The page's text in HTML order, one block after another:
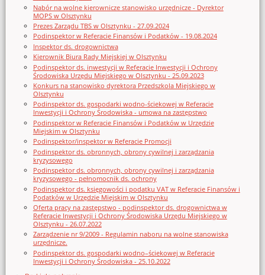
Nabór na wolne kierownicze stanowisko urzędnicze - Dyrektor
MOPS w Olsztynku
Prezes Zarządu TBS w Olsztynku - 27.09.2024
Podinspektor w Referacie Finansów i Podatków - 19.08.2024
Inspektor ds. drogownictwa
Kierownik Biura Rady Miejskiej w Olsztynku
Podinspektor ds. inwestycji w Referacie Inwestycji i Ochrony
Środowiska Urzędu Miejskiego w Olsztynku - 25.09.2023
Konkurs na stanowisko dyrektora Przedszkola Miejskiego w
Olsztynku
Podinspektor ds. gospodarki wodno-ściekowej w Referacie
Inwestycji i Ochrony Środowiska - umowa na zastępstwo
Podinspektor w Referacie Finansów i Podatków w Urzędzie
Miejskim w Olsztynku
Podinspektor/inspektor w Referacie Promocji
Podinspektor ds. obronnych, obrony cywilnej i zarządzania
kryzysowego
Podinspektor ds. obronnych, obrony cywilnej i zarządzania
kryzysowego - pełnomocnik ds. ochrony
Podinspektor ds. księgowości i podatku VAT w Referacie Finansów i
Podatków w Urzędzie Miejskim w Olsztynku
Oferta pracy na zastępstwo - podinspektor ds. drogownictwa w
Referacie Inwestycji i Ochrony Środowiska Urzędu Miejskiego w
Olsztynku - 26.07.2022
Zarządzenie nr 9/2009 - Regulamin naboru na wolne stanowiska
urzędnicze.
Podinspektor ds. gospodarki wodno–ściekowej w Referacie
Inwestycji i Ochrony Środowiska - 25.10.2022